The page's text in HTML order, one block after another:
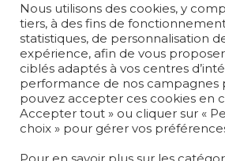
MOBILIER
PROJETS
SUR-MESURE
MAGAZINE
LA MAISON
Nous utilisons des cookies, y
tiers, à des fins de
statistiques, de personnalisation
expérience, afin de vous
ciblés adaptés à vos centres
performance de nos campagnes
pouvez accepter ces cookies en
Accepter tout » ou cliquer sur «
choix » pour gérer vos